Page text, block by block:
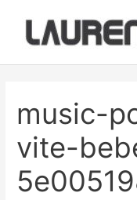
contenu
music-
vite-
articles